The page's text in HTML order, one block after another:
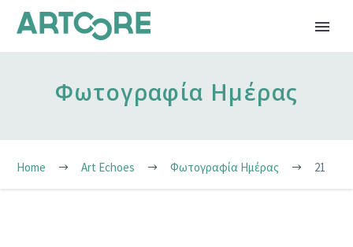
Φωτογραφία Ημέρας
Home Art Echoes Φωτογραφία Ημέρας 21